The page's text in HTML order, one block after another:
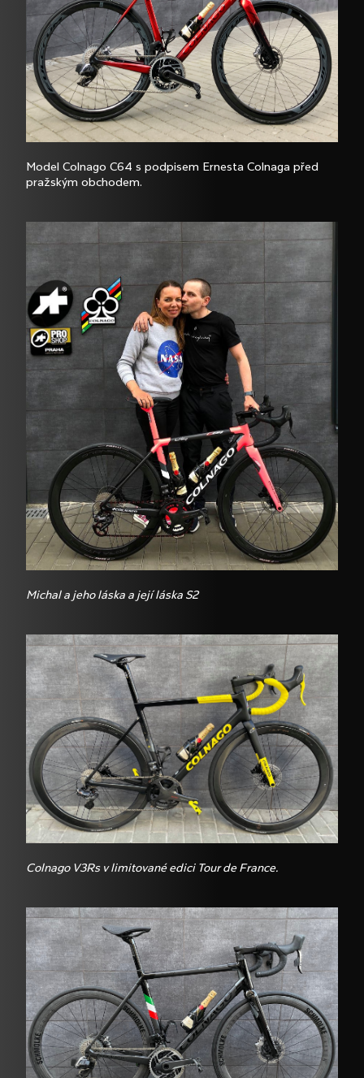
Model Colnago C64 s podpisem Ernesta Colnaga před
pražským obchodem.
Michal a jeho láska a její láska S2
Colnago V3Rs v limitované edici Tour de France.